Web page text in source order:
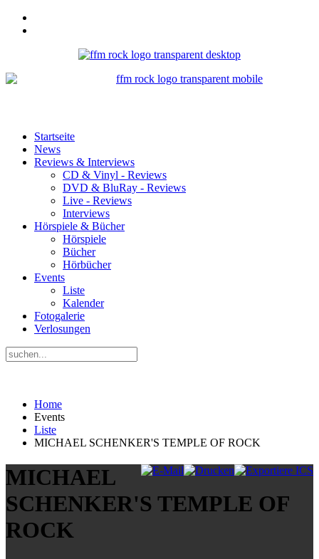
Startseite
News
Reviews & Interviews
CD & Vinyl - Reviews
DVD & BluRay - Reviews
Live - Reviews
Interviews
Hörspiele & Bücher
Hörspiele
Bücher
Hörbücher
Events
Liste
Kalender
Fotogalerie
Verlosungen
Home
Events
Liste
MICHAEL SCHENKER'S TEMPLE OF ROCK
MICHAEL
SCHENKER'S TEMPLE OF
ROCK